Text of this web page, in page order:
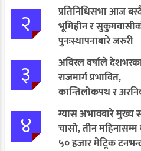
२
प्रतिनिधिसभा आज
भूमिहीन र
पुनःस्थापनाबारे जरुरी
प्रस्तावमाथि छलफल
३
अविरल वर्षाले
राजमार्ग प्रभावित,
कान्तिलोकपथ र
राजमार्ग पूर्ण अवरुद्ध
४
ग्यास अभावबारे मुख्य
चासो, तीन
५० हजार मेट्रिक